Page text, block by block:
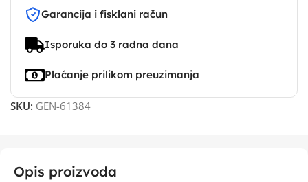
Garancija i fisklani račun
Isporuka do 3 radna dana
Plaćanje prilikom preuzimanja
SKU: GEN-61384
Opis proizvoda